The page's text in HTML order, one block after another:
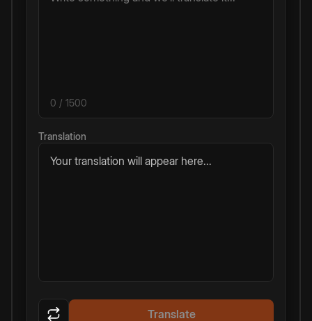
0 / 1500
Translation
Your translation will appear here...
Translate